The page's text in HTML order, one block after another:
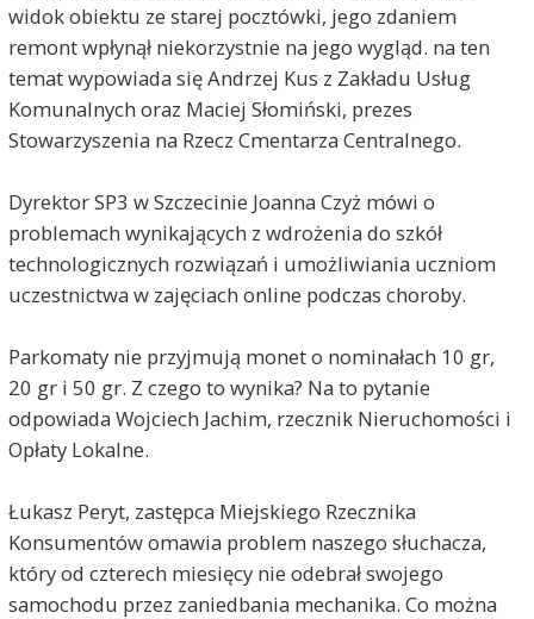
widok obiektu ze starej pocztówki, jego zdaniem
remont wpłynął niekorzystnie na jego wygląd. na ten
temat wypowiada się Andrzej Kus z Zakładu Usług
Komunalnych oraz Maciej Słomiński, prezes
Stowarzyszenia na Rzecz Cmentarza Centralnego.
Dyrektor SP3 w Szczecinie Joanna Czyż mówi o
problemach wynikających z wdrożenia do szkół
technologicznych rozwiązań i umożliwiania uczniom
uczestnictwa w zajęciach online podczas choroby.
Parkomaty nie przyjmują monet o nominałach 10 gr,
20 gr i 50 gr. Z czego to wynika? Na to pytanie
odpowiada Wojciech Jachim, rzecznik Nieruchomości i
Opłaty Lokalne.
Łukasz Peryt, zastępca Miejskiego Rzecznika
Konsumentów omawia problem naszego słuchacza,
który od czterech miesięcy nie odebrał swojego
samochodu przez zaniedbania mechanika. Co można